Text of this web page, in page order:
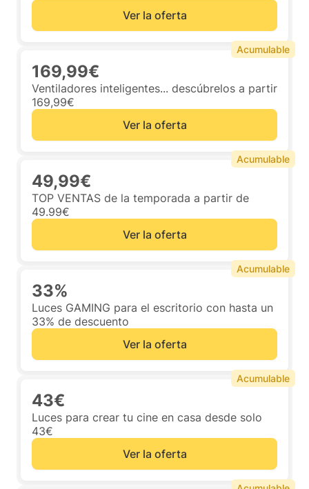
Ver la oferta
169,99€
Ventiladores inteligentes... descúbrelos a partir
169,99€
Ver la oferta
Acumulable
49,99€
TOP VENTAS de la temporada a partir de
49.99€
Ver la oferta
Acumulable
33%
Luces GAMING para el escritorio con hasta un
33% de descuento
Ver la oferta
Acumulable
43€
Luces para crear tu cine en casa desde solo
43€
Ver la oferta
Acumulable